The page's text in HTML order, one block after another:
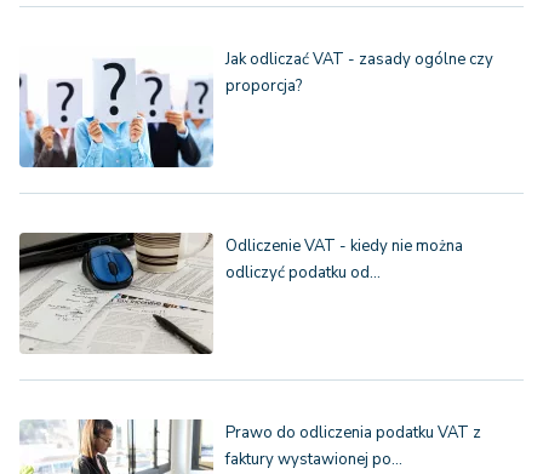
Jak odliczać VAT - zasady ogólne czy
proporcja?
Odliczenie VAT - kiedy nie można
odliczyć podatku od…
Prawo do odliczenia podatku VAT z
faktury wystawionej po…